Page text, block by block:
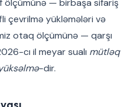
ölçümünə — birbaşa sifariş
çevrilmə yükləmələri və
otaq ölçümünə — qarşı
cı il meyar sualı mütləq
-dir.